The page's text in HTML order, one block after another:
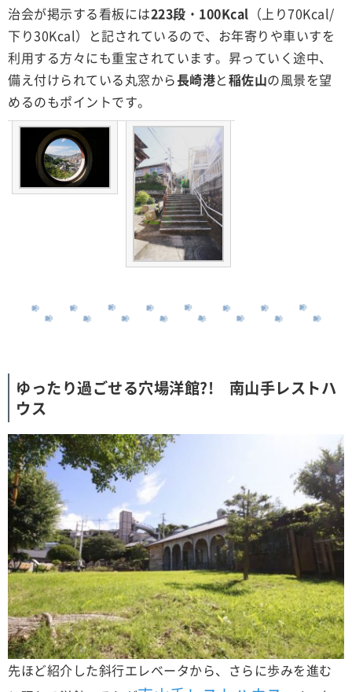
治会が掲示する看板には223段 ・ 100Kcal （上り70Kcal/
下り30Kcal）と記されているので、お年寄りや車いすを
利用する方々にも重宝されています。昇っていく途中、
備え付けられている丸窓から長崎港と稲佐山の風景を望
めるのもポイントです。
ゆったり過ごせる穴場洋館?! 南山手レストハ
ウス
先ほど紹介した斜行エレベータから、さらに歩みを進む